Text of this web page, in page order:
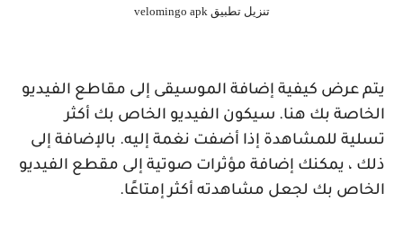
تنزيل تطبيق velomingo apk
يتم عرض كيفية إضافة الموسيقى إلى مقاطع الفيديو
الخاصة بك هنا. سيكون الفيديو الخاص بك أكثر
تسلية للمشاهدة إذا أضفت نغمة إليه. بالإضافة إلى
ذلك ، يمكنك إضافة مؤثرات صوتية إلى مقطع الفيديو
الخاص بك لجعل مشاهدته أكثر إمتاعًا.